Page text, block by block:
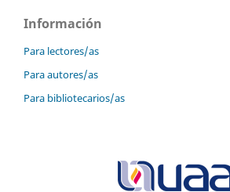
Información
Para lectores/as
Para autores/as
Para bibliotecarios/as